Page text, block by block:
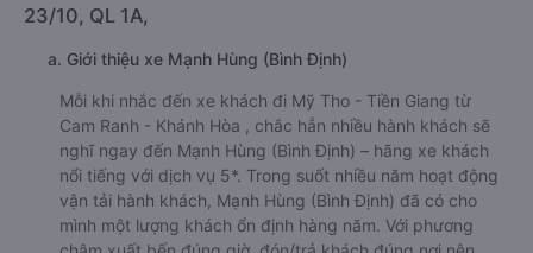
23/10, QL 1A,
a. Giới thiệu xe Mạnh Hùng (Bình Định)
Mỗi khi nhắc đến xe khách đi Mỹ Tho - Tiền Giang từ
Cam Ranh - Khánh Hòa , chắc hẳn nhiều hành khách sẽ
nghĩ ngay đến Mạnh Hùng (Bình Định) – hãng xe khách
nổi tiếng với dịch vụ 5*. Trong suốt nhiều năm hoạt động
vận tải hành khách, Mạnh Hùng (Bình Định) đã có cho
mình một lượng khách ổn định hàng năm. Với phương